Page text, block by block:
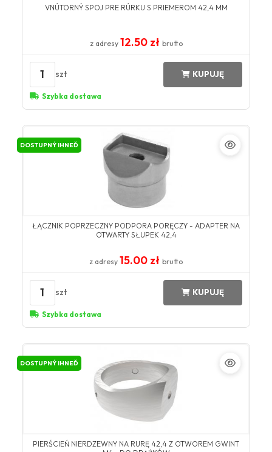
VNÚTORNÝ SPOJ PRE RÚRKU S PRIEMEROM 42,4 MM
z adresy 12.50 zł brutto
1 szt KUPUJĘ
Szybka dostawa
DOSTUPNÝ IHNEĎ
ŁĄCZNIK POPRZECZNY PODPORA PORĘCZY - ADAPTER NA
OTWARTY SŁUPEK 42,4
z adresy 15.00 zł brutto
1 szt KUPUJĘ
Szybka dostawa
DOSTUPNÝ IHNEĎ
PIERŚCIEŃ NIERDZEWNY NA RURĘ 42,4 Z OTWOREM GWINT